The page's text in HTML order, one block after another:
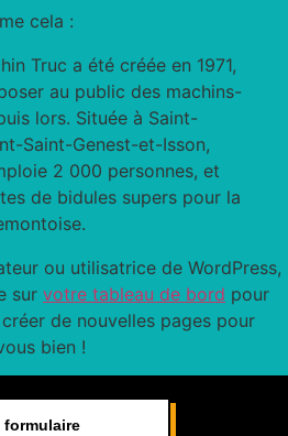
cela :
Truc a été créée en 1971,
au public des machins-
lors. Située à Saint-
Saint-Genest-et-Isson,
2 000 personnes, et
de bidules supers pour la
ou utilisatrice de WordPress,
sur votre tableau de bord pour
de nouvelles pages pour
bien !
formulaire